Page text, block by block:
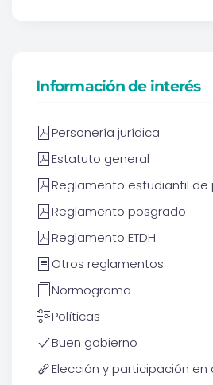
Información de interés
Personería jurídica
Estatuto general
Reglamento estudiantil de
Reglamento posgrado
Reglamento ETDH
Otros reglamentos
Normograma
Políticas
Buen gobierno
Elección y participación